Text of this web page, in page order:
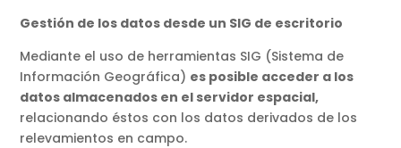
Gestión de los datos desde un SIG de escritorio
Mediante el uso de herramientas SIG (Sistema de
Información Geográfica) es posible acceder a los
datos almacenados en el servidor espacial,
relacionando éstos con los datos derivados de los
relevamientos en campo.